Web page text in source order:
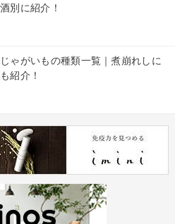
別に紹介！
ゃがいもの種類一覧｜煮崩れしに
紹介！